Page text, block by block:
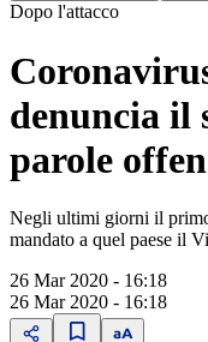
Dopo l'attacco
denuncia il
parole
Negli ultimi giorni il
mandato a quel paese il
26 Mar 2020 - 16:18
26 Mar 2020 - 16:18